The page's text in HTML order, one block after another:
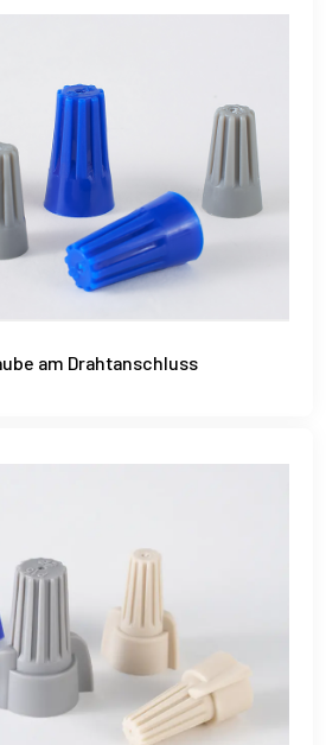
am Drahtanschluss